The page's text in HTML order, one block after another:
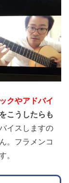
クやアドバイ
こうしたらも
イスしますの
。フラメンコ
。